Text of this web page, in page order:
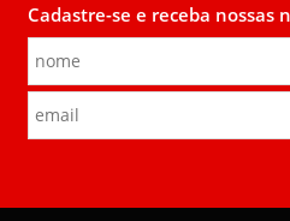
Cadastre-se e receba nossas